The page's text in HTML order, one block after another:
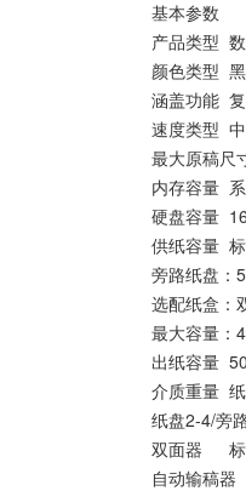
基本参数
产品类型
颜色类型
涵盖功能
速度类型
最大原稿尺
内存容量
硬盘容量
供纸容量
旁路纸盘：
选配纸盒：
最大容量：
出纸容量
介质重量
纸盘2-4/旁
双面器
自动输稿器